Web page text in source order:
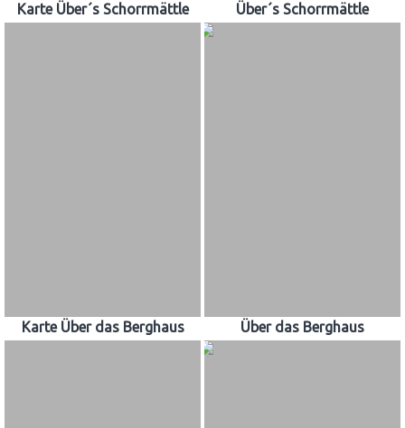
Karte Über´s Schorrmättle Über´s Schorrmättle
Karte Über das Berghaus Über das Berghaus